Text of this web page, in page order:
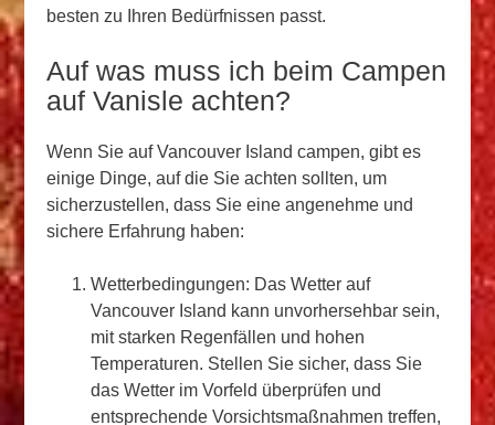
besten zu Ihren Bedürfnissen passt.
Auf was muss ich beim Campen
auf Vanisle achten?
Wenn Sie auf Vancouver Island campen, gibt es
einige Dinge, auf die Sie achten sollten, um
sicherzustellen, dass Sie eine angenehme und
sichere Erfahrung haben:
Wetterbedingungen: Das Wetter auf
Vancouver Island kann unvorhersehbar sein,
mit starken Regenfällen und hohen
Temperaturen. Stellen Sie sicher, dass Sie
das Wetter im Vorfeld überprüfen und
entsprechende Vorsichtsmaßnahmen treffen,